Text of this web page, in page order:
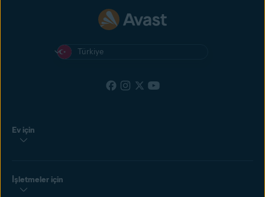
Türkiye
Ev için
İşletmeler için